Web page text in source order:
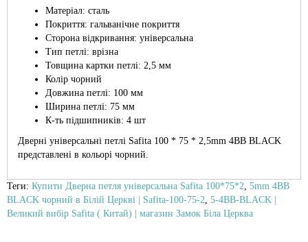
Матеріал: сталь
Покриття: гальванічне покриття
Сторона відкривання: універсальна
Тип петлі: врізна
Товщина картки петлі: 2,5 мм
Колір чорний
Довжина петлі: 100 мм
Ширина петлі: 75 мм
К-ть підшипників: 4 шт
Дверні універсальні петлі Safita 100 * 75 * 2,5mm 4BB BLACK
представлені в кольорі чорний.
Теги: Купити Дверна петля універсальна Safita 100*75*2 5mm 4BB
BLACK чорний в Білій Церкві | Safita-100-75-2 5-4BB-BLACK |
Великий вибір Safita ( Китай) | магазин Замок Біла Церква